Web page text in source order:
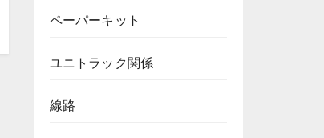
ペーパーキット
ユニトラック関係
線路